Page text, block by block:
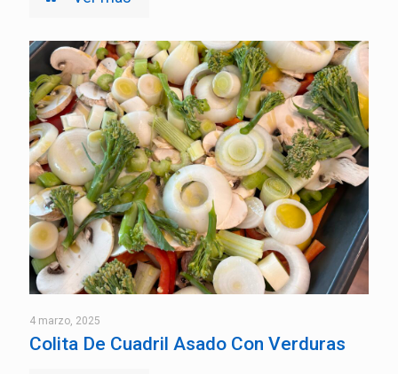
4 marzo, 2025
Colita De Cuadril Asado Con Verduras